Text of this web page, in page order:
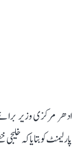
ادھر مرکزی وزیر